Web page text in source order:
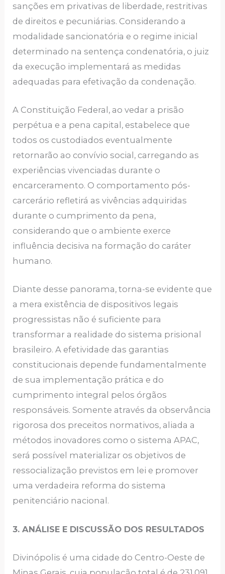
sanções em privativas de liberdade, restritivas
de direitos e pecuniárias. Considerando a
modalidade sancionatória e o regime inicial
determinado na sentença condenatória, o juiz
da execução implementará as medidas
adequadas para efetivação da condenação.
A Constituição Federal, ao vedar a prisão
perpétua e a pena capital, estabelece que
todos os custodiados eventualmente
retornarão ao convívio social, carregando as
experiências vivenciadas durante o
encarceramento. O comportamento pós-
carcerário refletirá as vivências adquiridas
durante o cumprimento da pena,
considerando que o ambiente exerce
influência decisiva na formação do caráter
humano.
Diante desse panorama, torna-se evidente que
a mera existência de dispositivos legais
progressistas não é suficiente para
transformar a realidade do sistema prisional
brasileiro. A efetividade das garantias
constitucionais depende fundamentalmente
de sua implementação prática e do
cumprimento integral pelos órgãos
responsáveis. Somente através da observância
rigorosa dos preceitos normativos, aliada a
métodos inovadores como o sistema APAC,
será possível materializar os objetivos de
ressocialização previstos em lei e promover
uma verdadeira reforma do sistema
penitenciário nacional.
3. ANÁLISE E DISCUSSÃO DOS RESULTADOS
Divinópolis é uma cidade do Centro-Oeste de